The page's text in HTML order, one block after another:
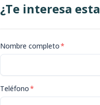
¿Te interesa
Nombre completo*
Teléfono*